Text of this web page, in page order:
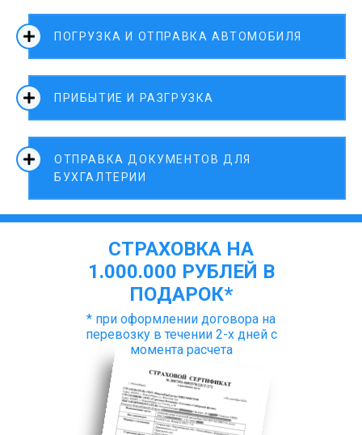
ПОГРУЗКА И ОТПРАВКА АВТОМОБИЛЯ
ПРИБЫТИЕ И РАЗГРУЗКА
ОТПРАВКА ДОКУМЕНТОВ ДЛЯ
БУХГАЛТЕРИИ
СТРАХОВКА НА
1.000.000 РУБЛЕЙ В
ПОДАРОК*
* при оформлении договора на
перевозку в течении 2-х дней с
момента расчета